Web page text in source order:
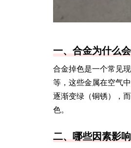
一、合金为什么
合金掉色是一个常见
等，这些金属在空气
逐渐变绿（铜锈），
色。
二、哪些因素影